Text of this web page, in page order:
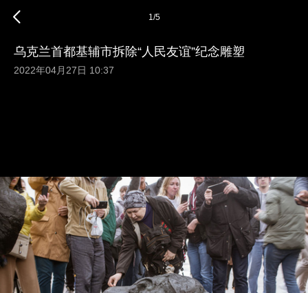
1/5
乌克兰首都基辅市拆除“人民友谊”纪念雕塑
2022年04月27日 10:37